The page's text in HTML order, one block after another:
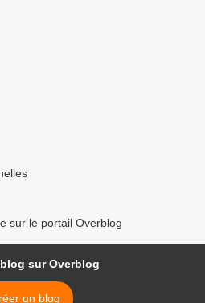
sur le portail Overblog
sur Overblog
un blog